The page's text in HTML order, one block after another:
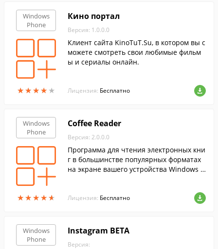
Windows
Phone
★★★★ ★
★★★★ ★
Кино портал
Версия: 1.0.0.0
Клиент сайта KinoTuT.Su, в котором вы с
можете смотреть свои любимые фильм
ы и сериалы онлайн.
Лицензия: Бесплатно
Windows
Phone
★★★★★
★★★★★
Coffee Reader
Версия: 2.0.0.0
Программа для чтения электронных кни
г в большинстве популярных форматах
на экране вашего устройства Windows P
Лицензия: Бесплатно
Windows
Phone
Instagram BETA
Версия: